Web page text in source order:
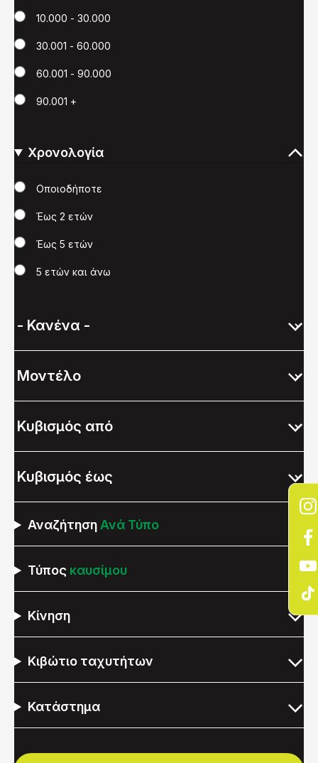
10.000 - 30.000
30.001 - 60.000
60.001 - 90.000
90.001 +
Χρονολογία
Χρονολογία
Οποιοδήποτε
Έως 2 ετών
Έως 5 ετών
5 ετών και άνω
Αναζήτηση Ανά Τύπο
Τύπος καυσίμου
Κίνηση
Κιβώτιο ταχυτήτων
Κατάστημα